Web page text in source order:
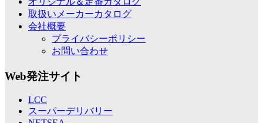
取扱いメーカーカタログ
会社概要
プライバシーポリシー
お問い合わせ
Web発注サイト
LCC
スーパーデリバリー